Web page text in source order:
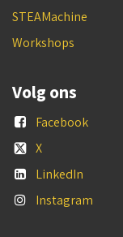
STEAMachine
Workshops
Volg ons
Facebook
X
LinkedIn
Instagram